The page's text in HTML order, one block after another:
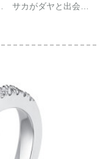
サカがダヤと出会の